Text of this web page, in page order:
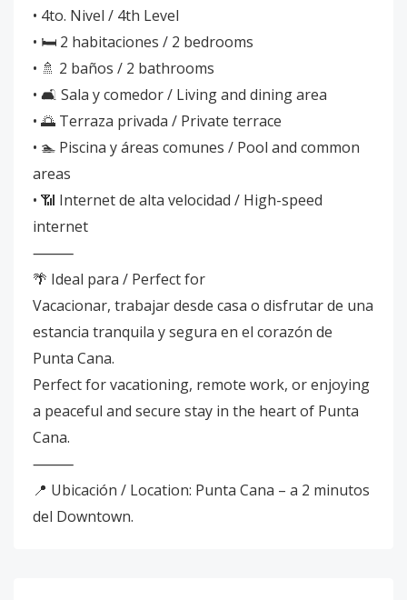
• 4to. Nivel / 4th Level
• 🛏️ 2 habitaciones / 2 bedrooms
• 🚿 2 baños / 2 bathrooms
• 🛋️ Sala y comedor / Living and dining area
• 🌅 Terraza privada / Private terrace
• 🏊 Piscina y áreas comunes / Pool and common
areas
• 📶 Internet de alta velocidad / High-speed
internet
⸻
🌴 Ideal para / Perfect for
Vacacionar, trabajar desde casa o disfrutar de una
estancia tranquila y segura en el corazón de
Punta Cana.
Perfect for vacationing, remote work, or enjoying
a peaceful and secure stay in the heart of Punta
Cana.
⸻
📍 Ubicación / Location: Punta Cana – a 2 minutos
del Downtown.